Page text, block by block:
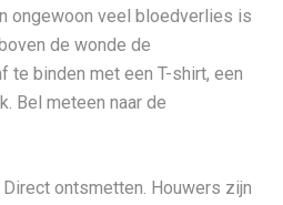
ongewoon veel bloedverlies is
de wonde de
te binden met een T-shirt, een
Bel meteen naar de
ontsmetten. Houwers zijn